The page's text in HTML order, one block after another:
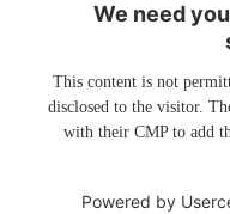
We need
This content is not
disclosed to the visitor.
with their CMP to add
Powered by